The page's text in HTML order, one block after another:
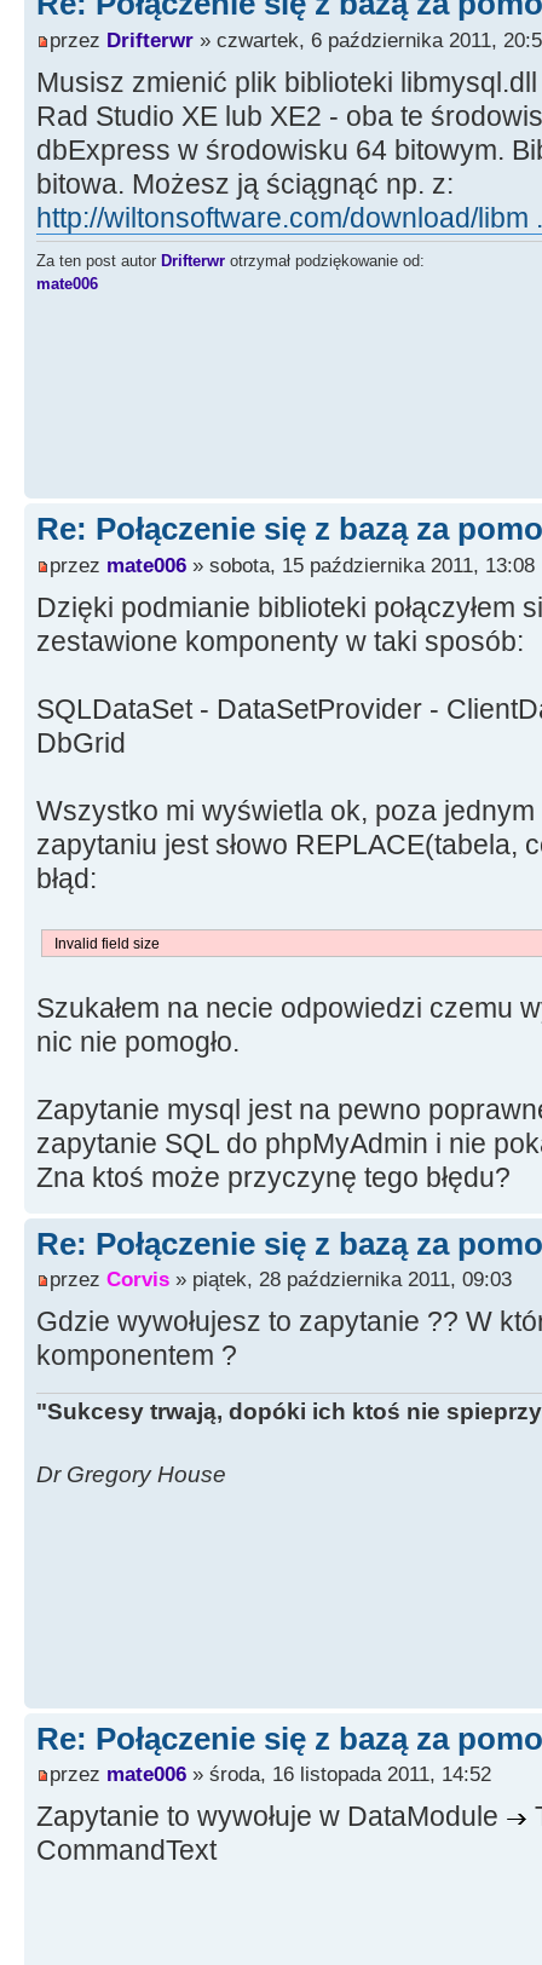
przez Drifterwr » czwartek, 6 października 2011,
Musisz zmienić plik biblioteki
Rad Studio XE lub XE2 - oba te
dbExpress w środowisku 64 bitowym.
bitowa. Możesz ją ściągnąć np. z:
http://wiltonsoftware.com/download/libm
Za ten post autor Drifterwr otrzymał podziękowanie od:
mate006
Re: Połączenie się z bazą za
przez mate006 » sobota, 15 października 2011, 13:08
Dzięki podmianie biblioteki połączyłem
zestawione komponenty w taki sposób:
SQLDataSet - DataSetProvider -
DbGrid
Wszystko mi wyświetla ok, poza
zapytaniu jest słowo REPLACE(tabela,
błąd:
Invalid field size
Szukałem na necie odpowiedzi czemu
nic nie pomogło.
Zapytanie mysql jest na pewno
zapytanie SQL do phpMyAdmin i nie
Zna ktoś może przyczynę tego błędu?
Re: Połączenie się z bazą za
przez Corvis » piątek, 28 października 2011, 09:03
Gdzie wywołujesz to zapytanie ?? W
komponentem ?
"Sukcesy trwają, dopóki ich ktoś nie
Dr Gregory House
Re: Połączenie się z bazą za
przez mate006 » środa, 16 listopada 2011, 14:52
Zapytanie to wywołuje w DataModule
CommandText